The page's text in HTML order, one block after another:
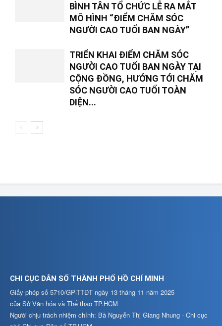
BÌNH TÂN TỔ CHỨC LỄ RA MẮT
MÔ HÌNH “ĐIỂM CHĂM SÓC
NGƯỜI CAO TUỔI BAN NGÀY”
TRIỂN KHAI ĐIỂM CHĂM SÓC
NGƯỜI CAO TUỔI BAN NGÀY TẠI
CỘNG ĐỒNG, HƯỚNG TỚI CHĂM
SÓC NGƯỜI CAO TUỔI TOÀN
DIỆN...
CHI CỤC DÂN SỐ THÀNH PHỐ HỒ CHÍ MINH
Giấy phép số 5710/GP-TTĐT ngày 13 tháng 11 năm 2025
của Sở Văn hóa và Thể thao TP.HCM
Người chịu trách nhiệm chính: Bà Nguyễn Thị Giang Nhung - Chi cục